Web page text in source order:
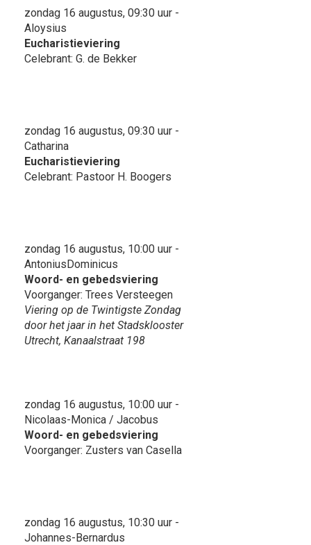
zondag 16 augustus, 09:30 uur -
Aloysius
Eucharistieviering
Celebrant: G. de Bekker
zondag 16 augustus, 09:30 uur -
Catharina
Eucharistieviering
Celebrant: Pastoor H. Boogers
zondag 16 augustus, 10:00 uur -
AntoniusDominicus
Woord- en gebedsviering
Voorganger: Trees Versteegen
Viering op de Twintigste Zondag
door het jaar in het Stadsklooster
Utrecht, Kanaalstraat 198
zondag 16 augustus, 10:00 uur -
Nicolaas-Monica / Jacobus
Woord- en gebedsviering
Voorganger: Zusters van Casella
zondag 16 augustus, 10:30 uur -
Johannes-Bernardus